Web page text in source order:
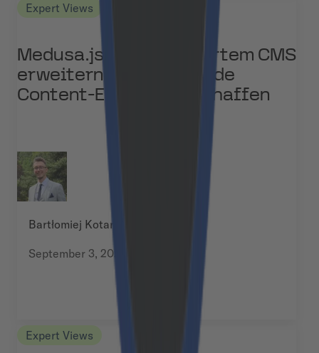
Expert Views
Medusa.js mit integriertem CMS
erweitern: Überzeugende
Content-Erlebnisse schaffen
Bartłomiej Kotarski
September 3, 2025
Expert Views